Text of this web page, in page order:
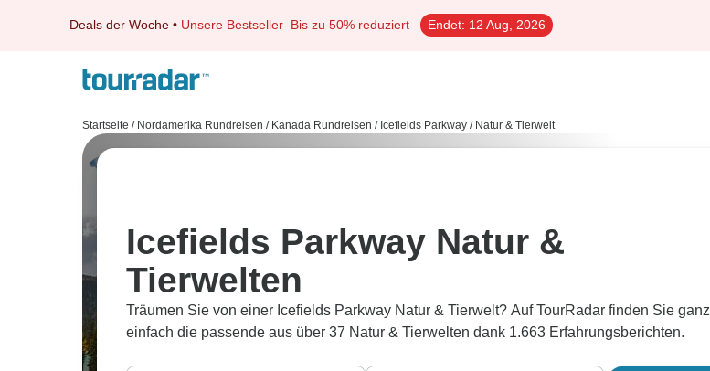
Deals der Woche • Unsere Bestseller Bis zu 50% reduziert Endet: 12 Aug, 2026
Startseite / Nordamerika Rundreisen / Kanada Rundreisen / Icefields Parkway / Natur & Tierwelt
Icefields Parkway Natur &
Tierwelten
Träumen Sie von einer Icefields Parkway Natur & Tierwelt? Auf TourRadar finden Sie ganz
einfach die passende aus über 37 Natur & Tierwelten dank 1.663 Erfahrungsberichten.